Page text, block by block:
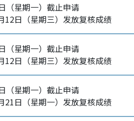
（星期一）截止申请
12日（星期三）发放复核成绩
（星期一）截止申请
12日（星期三）发放复核成绩
（星期一）截止申请
21日（星期一）发放复核成绩